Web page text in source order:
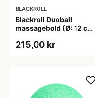
BLACKROLL
Blackroll Duoball
massagebold (Ø: 12 cm).
genanvendelige
215,00 kr